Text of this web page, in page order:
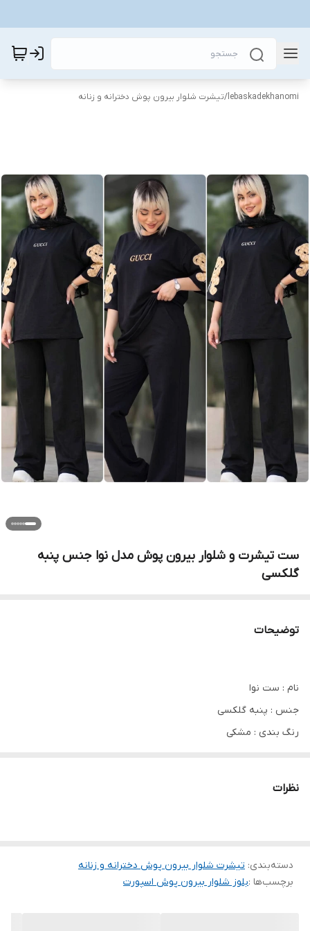
lebaskadekhanomi
/تیشرت شلوار بیرون پوش دخترانه و زنانه
ست تیشرت و شلوار بیرون پوش مدل نوا جنس پنبه
گلکسی
توضیحات
نام : ست نوا
جنس : پنبه گلکسی
رنگ بندی : مشکی
🔹قد آستین از سرشانه حدود ۴۰ سانت
🔹قد شلوار حدود ۱۰۰ سانت
نظرات
دسته‌بندی: تیشرت شلوار بیرون پوش دخترانه و زنانه
برچسب‌ها :بلوز شلوار بیرون پوش اسپورت